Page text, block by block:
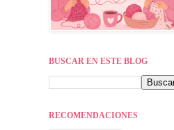
BUSCAR EN ESTE BLOG
RECOMENDACIONES